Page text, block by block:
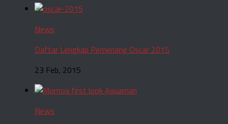
News
Daftar Lengkap Pemenang Oscar 2015
23 Feb, 2015
News